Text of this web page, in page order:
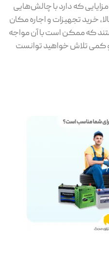
که دارد با چالش‌هایی
خرید تجهیزات و اجاره مکان
که ممکن است با آن مواجه
و کمی تلاش خواهید توانست